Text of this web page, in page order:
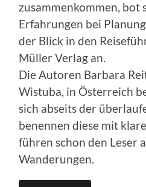
zusammenkommen, bot
Erfahrungen bei
der Blick in den
Müller Verlag an.
Die Autoren Barbara
Wistuba, in Österreich
sich abseits der
benennen diese mit
führen schon den Leser
Wanderungen.